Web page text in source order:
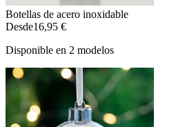
Botellas de acero inoxidable
Desde16,95 €
Disponible en 2 modelos